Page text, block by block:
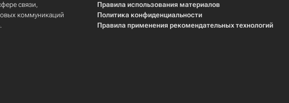
связи,
коммуникаций
Правила использования материалов
Политика конфиденциальности
Правила применения рекомендательных технологий